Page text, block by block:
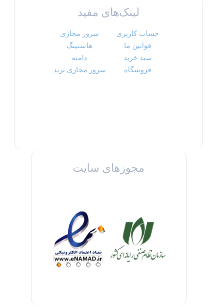
لینک‌های مفید
حساب کاربری
قوانین ما
سبد خرید
فروشگاه
سرور مجازی
هاستینگ
دامنه
سرور مجازی ترید
مجوزهای سایت